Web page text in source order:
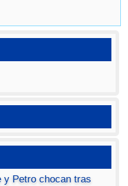
y Petro chocan tras